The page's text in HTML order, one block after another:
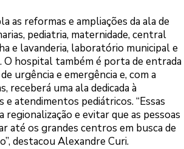
as reformas e ampliações da ala de
pediatria, maternidade, central
e lavanderia, laboratório municipal e
hospital também é porta de entrada
urgência e emergência e, com a
receberá uma ala dedicada à
e atendimentos pediátricos. “Essas
regionalização e evitar que as pessoas
até os grandes centros em busca de
destacou Alexandre Curi.